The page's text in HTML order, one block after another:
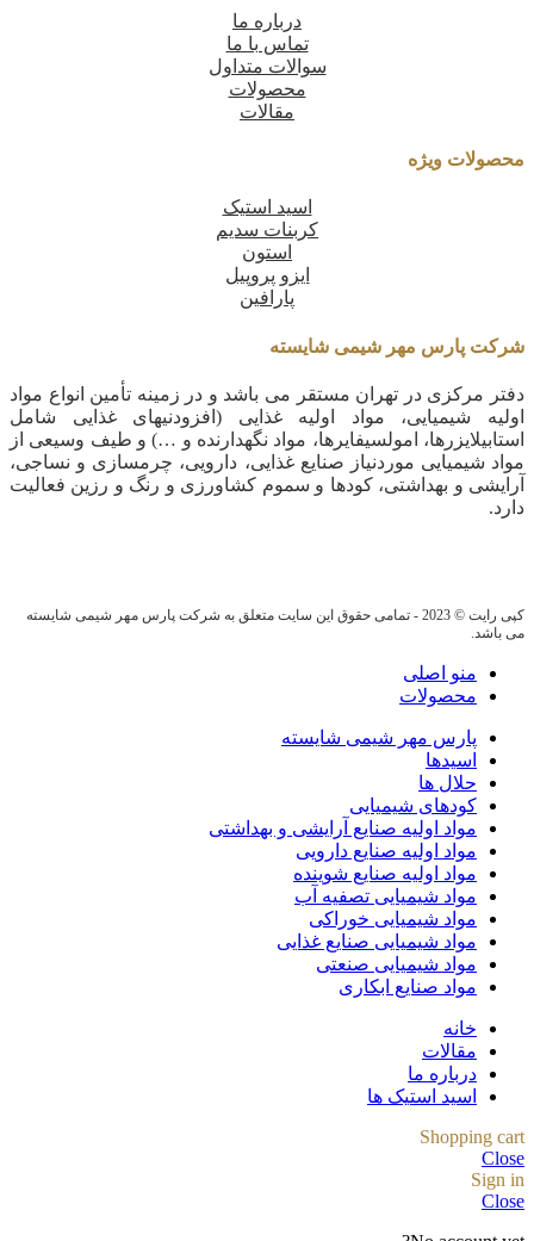
درباره ما
تماس با ما
سوالات متداول
محصولات
مقالات
محصولات ویژه
اسید استیک
کربنات سدیم
استون
ایزو پروپیل
پارافین
شرکت پارس مهر شیمی شایسته
دفتر مرکزی در تهران مستقر می باشد و در زمینه تأمین انواع مواد
اولیه شیمیایی، مواد اولیه غذایی (افزودنیهای غذایی شامل
استابیلایزرها، امولسیفایرها، مواد نگهدارنده و …) و طیف وسیعی از
مواد شیمیایی موردنیاز صنایع غذایی، دارویی، چرمسازی و نساجی،
آرایشی و بهداشتی، کودها و سموم کشاورزی و رنگ و رزین فعالیت
دارد.
کپی رایت © 2023 - تمامی حقوق این سایت متعلق به شرکت پارس مهر شیمی شایسته
می باشد.
منو اصلی
محصولات
پارس مهر شیمی شایسته
اسیدها
حلال ها
کودهای شیمیایی
مواد اولیه صنایع آرایشی و بهداشتی
مواد اولیه صنایع دارویی
مواد اولیه صنایع شوینده
مواد شیمیایی تصفیه آب
مواد شیمیایی خوراکی
مواد شیمیایی صنایع غذایی
مواد شیمیایی صنعتی
مواد صنایع ابکاری
خانه
مقالات
درباره ما
اسید استیک ها
Shopping cart
Close
Sign in
Close